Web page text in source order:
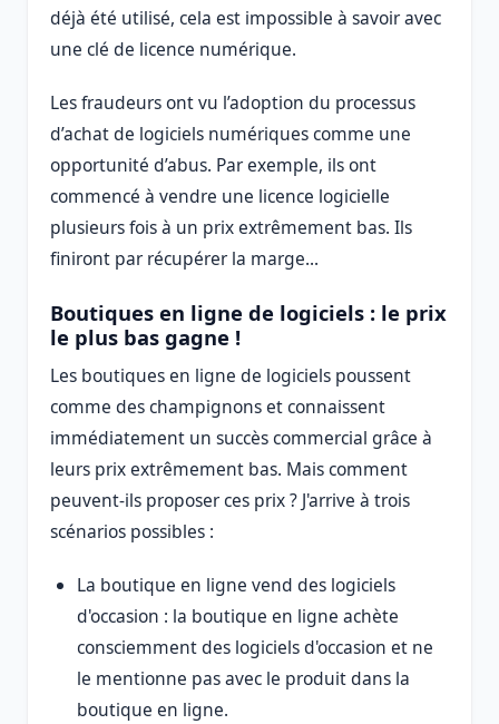
déjà été utilisé, cela est impossible à savoir avec
une clé de licence numérique.
Les fraudeurs ont vu l’adoption du processus
d’achat de logiciels numériques comme une
opportunité d’abus. Par exemple, ils ont
commencé à vendre une licence logicielle
plusieurs fois à un prix extrêmement bas. Ils
finiront par récupérer la marge...
Boutiques en ligne de logiciels : le prix
le plus bas gagne !
Les boutiques en ligne de logiciels poussent
comme des champignons et connaissent
immédiatement un succès commercial grâce à
leurs prix extrêmement bas. Mais comment
peuvent-ils proposer ces prix ? J'arrive à trois
scénarios possibles :
La boutique en ligne vend des logiciels
d'occasion : la boutique en ligne achète
consciemment des logiciels d'occasion et ne
le mentionne pas avec le produit dans la
boutique en ligne.